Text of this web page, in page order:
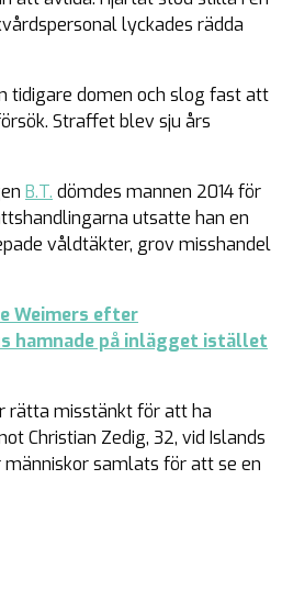
lyckades rädda
tidigare domen och slog fast att
Straffet blev sju års
B.T. dömdes mannen 2014 för
utsatte han en
våldtäkter, grov misshandel
Weimers efter
hamnade på inlägget istället
rätta misstänkt för att ha
Christian Zedig, 32, vid Islands
människor samlats för att se en